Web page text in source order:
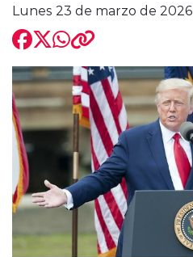
Entrevistas
modo claro
Lunes 23 de marzo de 2026